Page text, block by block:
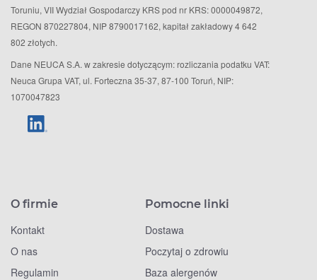
Toruniu, VII Wydział Gospodarczy KRS pod nr KRS: 0000049872,
REGON 870227804, NIP 8790017162, kapitał zakładowy 4 642
802 złotych.
Dane NEUCA S.A. w zakresie dotyczącym: rozliczania podatku VAT:
Neuca Grupa VAT, ul. Forteczna 35-37, 87-100 Toruń, NIP:
1070047823
O firmie
Kontakt
O nas
Regulamin
Pomocne linki
Dostawa
Poczytaj o zdrowiu
Baza alergenów